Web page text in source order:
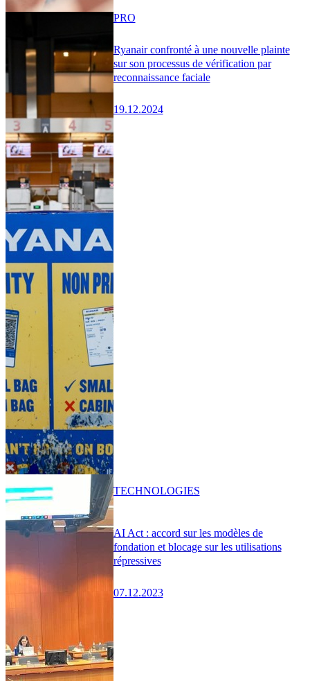
Ryanair confronté à une nouvelle plainte
sur son processus de vérification par
reconnaissance faciale
19.12.2024
PRO
AI Act : accord sur les modèles de
fondation et blocage sur les utilisations
répressives
07.12.2023
TECHNOLOGIES